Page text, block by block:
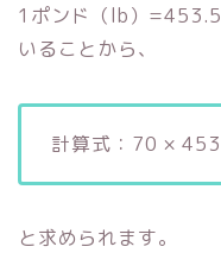
1ポンド（lb）
いることから、
計算式：70 ×
と求められます。